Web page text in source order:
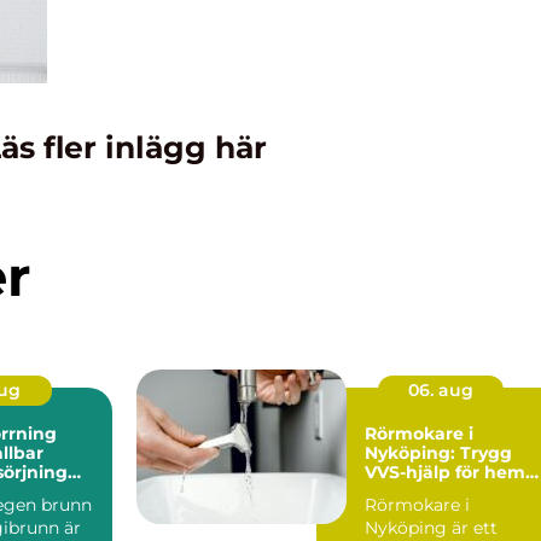
fler inlägg här
brunn
är
06. aug
Rörmokare i
Nyköping: Trygg
VVS-hjälp för hem
Rörmokare i
Nyköping är ett